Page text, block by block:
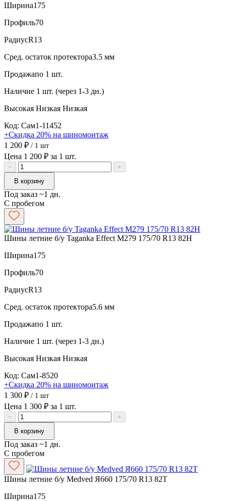
Ширина175
Профиль70
РадиусR13
Сред. остаток протектора3.5 мм
Продажапо 1 шт.
Наличие 1 шт. (через 1-3 дн.)
Высокая Низкая Низкая
Код: Сам1-11452
+Скидка 20% на шиномонтаж
1 200 ₽ / 1 шт
Цена 1 200 ₽ за 1 шт.
−
+
В корзину
Под заказ ~1 дн.
С пробегом
Шины летние б/у Taganka Effect M279 175/70 R13 82H
Ширина175
Профиль70
РадиусR13
Сред. остаток протектора5.6 мм
Продажапо 1 шт.
Наличие 1 шт. (через 1-3 дн.)
Высокая Низкая Низкая
Код: Сам1-8520
+Скидка 20% на шиномонтаж
1 300 ₽ / 1 шт
Цена 1 300 ₽ за 1 шт.
−
+
В корзину
Под заказ ~1 дн.
С пробегом
Шины летние б/у Medved Я660 175/70 R13 82T
Ширина175